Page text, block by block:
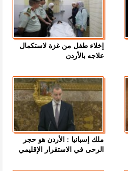
إخلاء طفل من غزة لاستكمال
علاجه بالأردن
ملك إسبانيا : الأردن هو حجر
الرحى في الاستقرار الإقليمي